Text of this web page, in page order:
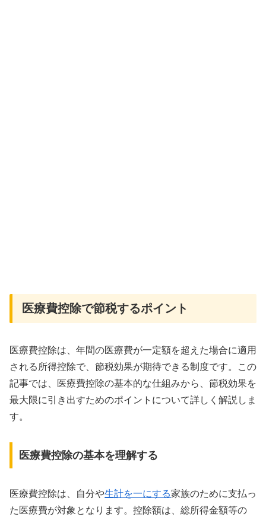
医療費控除で節税するポイント
医療費控除は、年間の医療費が一定額を超えた場合に適用
される所得控除で、節税効果が期待できる制度です。この
記事では、医療費控除の基本的な仕組みから、節税効果を
最大限に引き出すためのポイントについて詳しく解説しま
す。
医療費控除の基本を理解する
医療費控除は、自分や生計を一にする家族のために支払っ
た医療費が対象となります。控除額は、総所得金額等の